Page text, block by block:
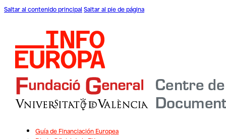
Saltar al contenido principal Saltar al pie de página
Guía de Financiación Europea